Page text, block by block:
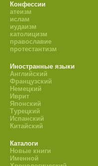
Конфессии
атеизм
ислам
иудаизм
католицизм
православие
протестантизм
Иностранные языки
Английский
Французский
Немецкий
Иврит
Японский
Турецкий
Испанский
Китайский
Каталоги
Новые книги
Именной